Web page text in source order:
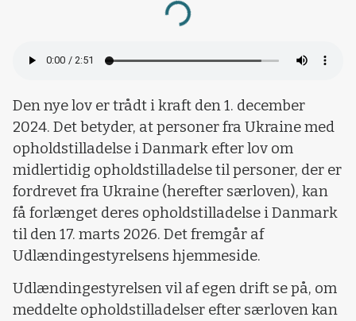
Loading...
Den nye lov er trådt i kraft den 1. december
2024. Det betyder, at personer fra Ukraine med
opholdstilladelse i Danmark efter lov om
midlertidig opholdstilladelse til personer, der er
fordrevet fra Ukraine (herefter særloven), kan
få forlænget deres opholdstilladelse i Danmark
til den 17. marts 2026. Det fremgår af
Udlændingestyrelsens hjemmeside.
Udlændingestyrelsen vil af egen drift se på, om
meddelte opholdstilladelser efter særloven kan